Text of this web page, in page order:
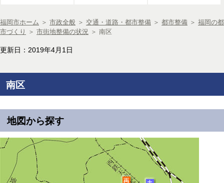
福岡市ホーム ＞ 市政全般 ＞ 交通・道路・都市整備 ＞ 都市整備 ＞ 福岡の都
市づくり
＞ 市街地整備の状況 ＞ 南区
更新日：2019年4月1日
南区
地図から探す